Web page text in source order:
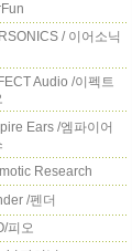
/ 이어소닉
Audio /이펙트
Ears /엠파이어
Research
/펜더
피오